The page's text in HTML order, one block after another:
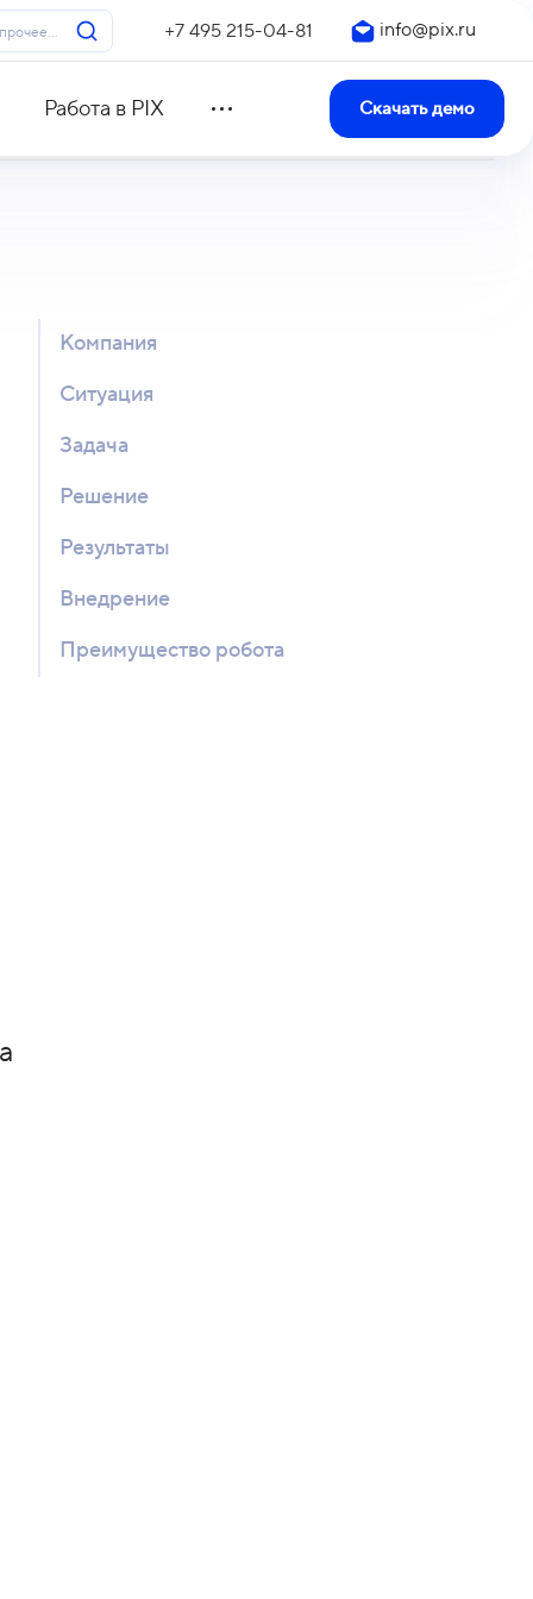
+7 495 215-04-81 info@pix.ru
Работа в PIX Скачать демо
Компания
Ситуация
Задача
Решение
Результаты
Внедрение
Преимущество робота